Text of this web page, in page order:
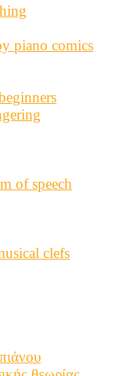
piano comics
of speech
clefs